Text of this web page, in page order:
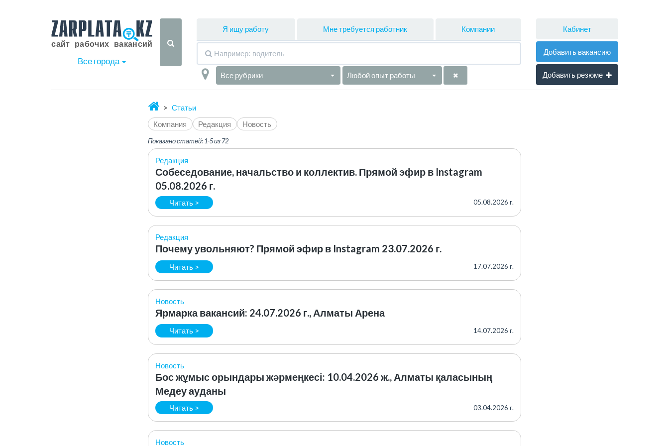
Все города
Я ищу работу Мне требуется работник Компании
Все рубрики Любой опыт работы
Кабинет
Добавить вакансию
Добавить резюме
Статьи
Компания
Редакция Новость
Показано статей: 1-5 из 72
Редакция
Собеседование, начальство и коллектив. Прямой эфир в Instagram
05.08.2026 г.
05.08.2026 г.
Читать >
Редакция
Почему увольняют? Прямой эфир в Instagram 23.07.2026 г.
17.07.2026 г.
Читать >
Новость
Ярмарка вакансий: 24.07.2026 г., Алматы Арена
14.07.2026 г.
Читать >
Новость
Бос жұмыс орындары жәрмеңкесі: 10.04.2026 ж., Алматы қаласының
Медеу ауданы
03.04.2026 г.
Читать >
Новость